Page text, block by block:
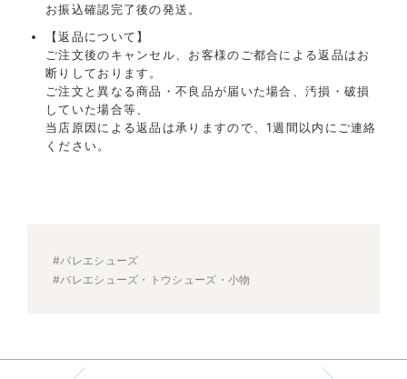
お振込確認完了後の発送。
【返品について】
ご注文後のキャンセル、お客様のご都合による返品はお
断りしております。
ご注文と異なる商品・不良品が届いた場合、汚損・破損
していた場合等、
当店原因による返品は承りますので、1週間以内にご連絡
ください。
#バレエシューズ
#バレエシューズ・トウシューズ・小物